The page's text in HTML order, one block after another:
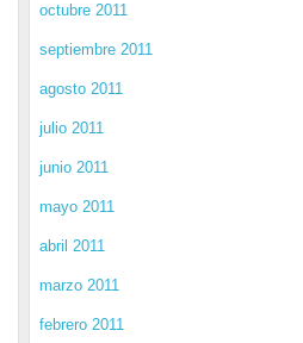
octubre 2011
septiembre 2011
agosto 2011
julio 2011
junio 2011
mayo 2011
abril 2011
marzo 2011
febrero 2011